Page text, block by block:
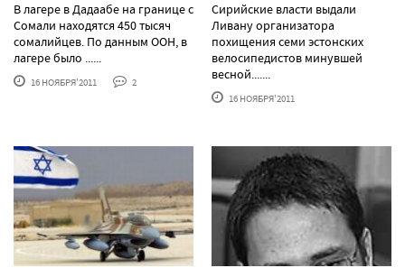
В лагере в Дадаабе на границе с
Сомали находятся 450 тысяч
сомалийцев. По данным ООН, в
лагере было ......
16 НОЯБРЯ'2011 2
Сирийские власти выдали
Ливану организатора
похищения семи эстонских
велосипедистов минувшей
весной.......
16 НОЯБРЯ'2011